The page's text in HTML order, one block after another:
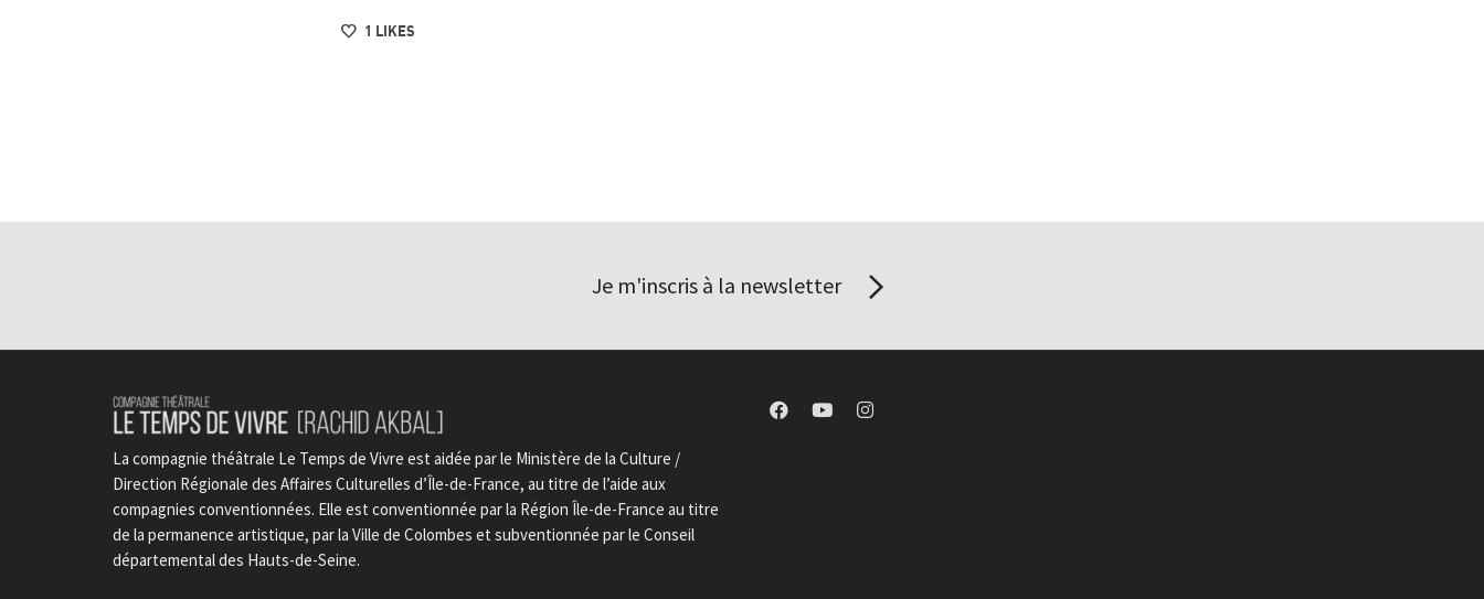
1 LIKES
Je m'inscris à la newsletter
La compagnie théâtrale Le Temps de Vivre est aidée par le Ministère de la Culture /
Direction Régionale des Affaires Culturelles d’Île-de-France, au titre de l’aide aux
compagnies conventionnées. Elle est conventionnée par la Région Île-de-France au titre
de la permanence artistique, par la Ville de Colombes et subventionnée par le Conseil
départemental des Hauts-de-Seine.